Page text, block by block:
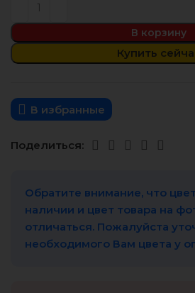
В корзину
Купить
В избранные
Поделиться:
Обратите внимание, что
наличии и цвет товара на
отличаться. Пожалуйста
необходимого Вам цвета у